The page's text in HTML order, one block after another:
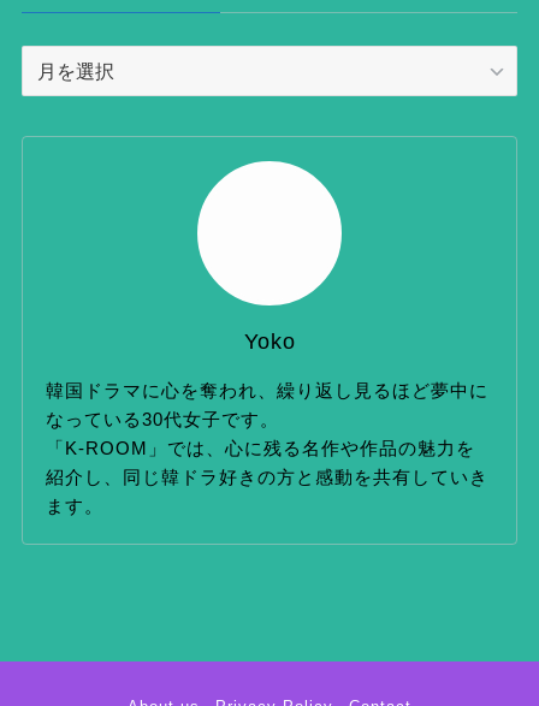
ー
Yoko
韓国ドラマに心を奪われ、繰り返し見るほど夢中に
なっている30代女子です。
「K-ROOM」では、心に残る名作や作品の魅力を
紹介し、同じ韓ドラ好きの方と感動を共有していき
ます。